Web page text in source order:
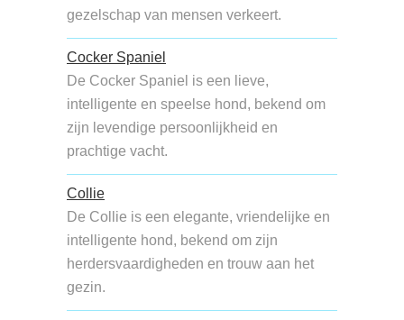
gezelschap van mensen verkeert.
Cocker Spaniel
De Cocker Spaniel is een lieve,
intelligente en speelse hond, bekend om
zijn levendige persoonlijkheid en
prachtige vacht.
Collie
De Collie is een elegante, vriendelijke en
intelligente hond, bekend om zijn
herdersvaardigheden en trouw aan het
gezin.